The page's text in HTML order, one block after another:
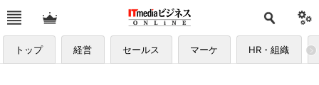
トップ 経営 セールス マーケ HR・組織